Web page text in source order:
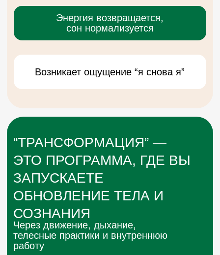
ВЫБЕРИТЕ СВОЙ
ФОРМАТ УЧАСТИЯ
4 встречи, поддержка,
домашние практики
15.000₽